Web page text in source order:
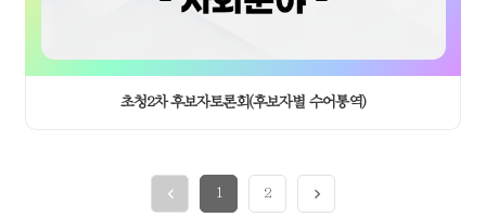
권영국 후보부터 답변해주시죠.
▶ 권영국/민주노동당: 정치 양극화는 사회적 불평등이 그 뿌리입니다.
지금의 정치는 상위 10% 기득권을 지키고 나머지 90% 시민들과는 점점
더 멀어지고 있습니다. 20:90의 불평등 양극화가 드러나는 것을 두려워
저희들의 잘못입니다. 진보 정치의 책임이 큽니다. 노동자와 서민을
대변하라고 기회를 주셨지만 기대에 부응하지 못했습니다. 진심으로
초청2차 후보자토론회(후보자별 수어통역)
1 2